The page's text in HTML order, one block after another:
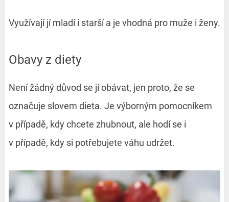
Využívají jí mladí i starší a je vhodná pro muže i ženy.
Obavy z diety
Není žádný důvod se jí obávat, jen proto, že se
označuje slovem dieta. Je výborným pomocníkem
v případě, kdy chcete zhubnout, ale hodí se i
v případě, kdy si potřebujete váhu udržet.